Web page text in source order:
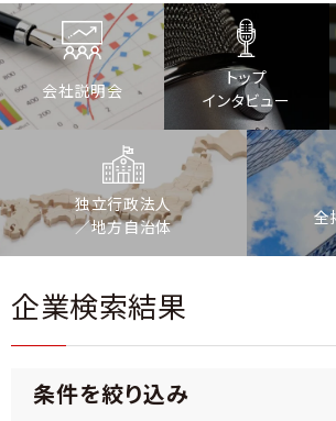
会社説明会
トップ
インタビュー
独立行政法人
／地方自治体
全
企業検索結果
条件を絞り込み